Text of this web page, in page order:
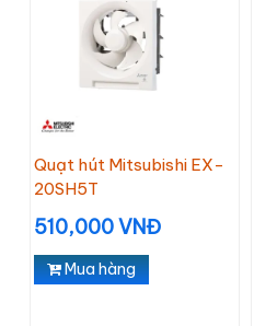
Quạt hút Mitsubishi EX-
20SH5T
510,000 VNĐ
Mua hàng